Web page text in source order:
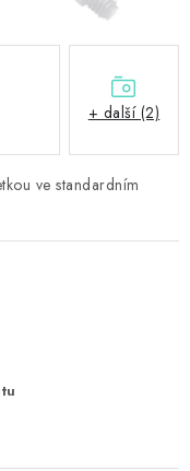
ve standardním
+ další (2)